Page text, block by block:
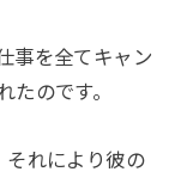
事を全てキャン
たのです。
それにより彼の